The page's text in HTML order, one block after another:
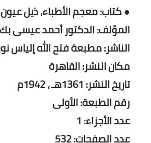
● كتاب: معجم الأطباء, ذيل
المؤلف: الدكتور أحمد عيسى بك
الناشر: مطبعة فتح الله إلياس
مكان النشر: القاهرة
تاريخ النشر: 1361هـ ، 1942م
رقم الطبعة: الأولى
عدد الأجزاء: 1
عدد الصفحات: 532